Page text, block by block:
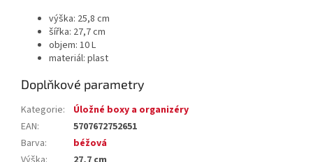
výška: 25,8 cm
šířka: 27,7 cm
objem: 10 L
materiál: plast
Doplňkové parametry
Kategorie:
Úložné boxy a organizéry
EAN:
5707672752651
Barva:
béžová